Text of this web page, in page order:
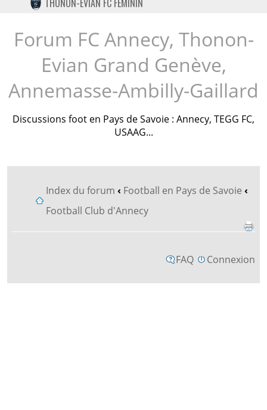
TWITTER
INSTAGRAM
THONON-EVIAN FC FÉMININ
Forum FC Annecy, Thonon-
Evian Grand Genève,
Annemasse-Ambilly-Gaillard
Discussions foot en Pays de Savoie : Annecy, TEGG FC,
USAAG...
Index du forum ‹ Football en Pays de Savoie ‹
Football Club d'Annecy
FAQ Connexion